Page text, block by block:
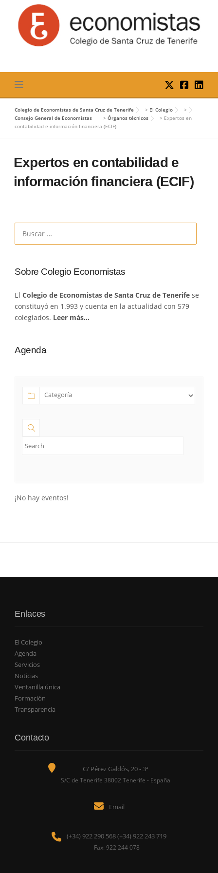
content
Colegio de Economistas de Santa Cruz de Tenerife > El Colegio
>
Consejo General de Economistas
> Órganos técnicos > Expertos en
contabilidad e información financiera (ECIF)
Expertos en contabilidad e
información financiera (ECIF)
Sobre Colegio Economistas
El Colegio de Economistas de Santa Cruz de Tenerife se
constituyó en 1.993 y cuenta en la actualidad con 579
colegiados. Leer más…
Agenda
¡No hay eventos!
Enlaces
El Colegio
Agenda
Servicios
Noticias
Ventanilla única
Formación
Transparencia
Contacto
C/ Pérez Galdós, 20 - 3ª
S/C de Tenerife 38002 Tenerife - España
Email
(+34) 922 290 568 (+34) 922 243 719
Fax: 922 244 078